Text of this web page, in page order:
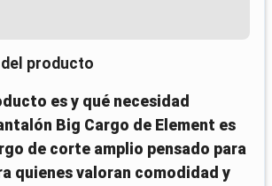
producto
es y qué necesidad
Big Cargo de Element es
de corte amplio pensado para
quienes valoran comodidad y